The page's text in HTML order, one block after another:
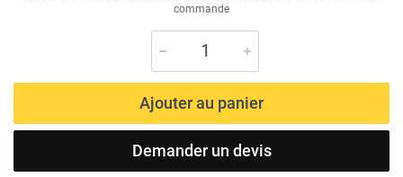
commande
Ajouter au panier
Demander un devis